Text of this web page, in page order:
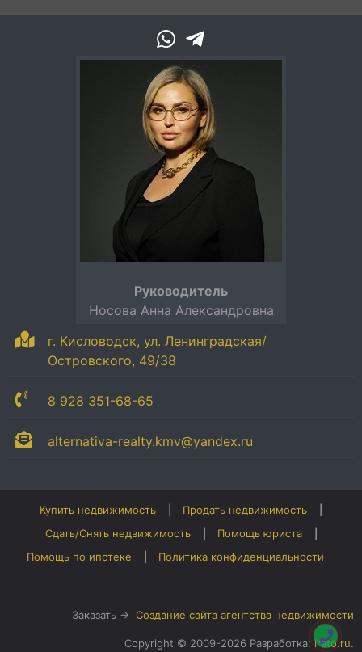
г. Кисловодск, ул. Ленинградская/
Островского, 49/38
8 928 351-68-65
alternativa-realty.kmv@yandex.ru
Руководитель
Носова Анна Александровна
Купить недвижимость
Продать недвижимость
Сдать/Снять недвижимость
Помощь юриста
Помощь по ипотеке
Политика конфиденциальности
Заказать → Создание сайта агентства недвижимости
Copyright © 2009-2026 Разработка:irato.ru.